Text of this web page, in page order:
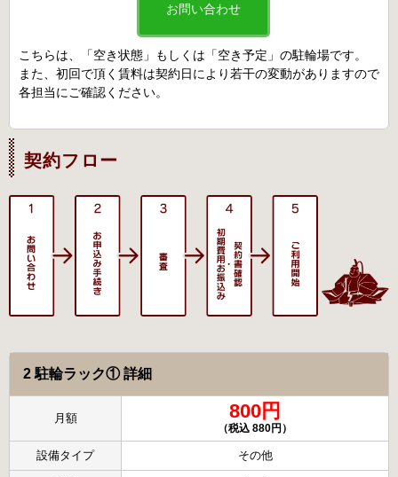
お問い合わせ
こちらは、「空き状態」もしくは「空き予定」の駐輪場です。
また、初回で頂く賃料は契約日により若干の変動がありますので
各担当にご確認ください。
契約フロー
2 駐輪ラック① 詳細
月額 800円
（税込 880円）
設備タイプ その他